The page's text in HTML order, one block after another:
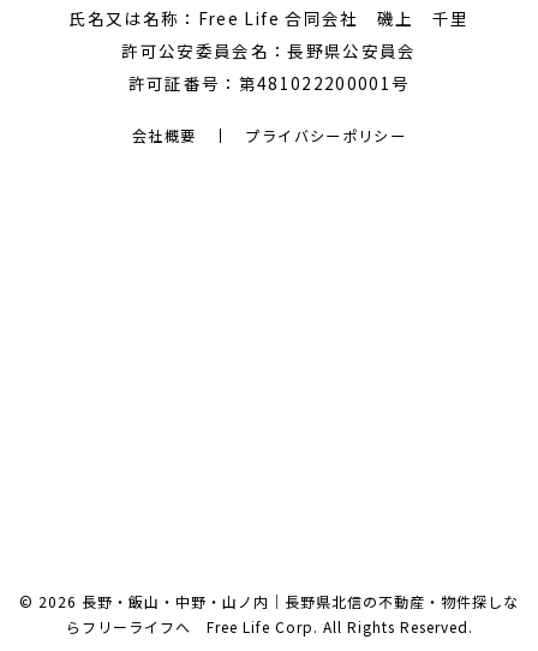
氏名又は名称：Free Life 合同会社 磯上 千里
許可公安委員会名：長野県公安員会
許可証番号：第481022200001号
会社概要 プライバシーポリシー
© 2026 長野・飯山・中野・山ノ内｜長野県北信の不動産・物件探しな
らフリーライフへ Free Life Corp. All Rights Reserved.